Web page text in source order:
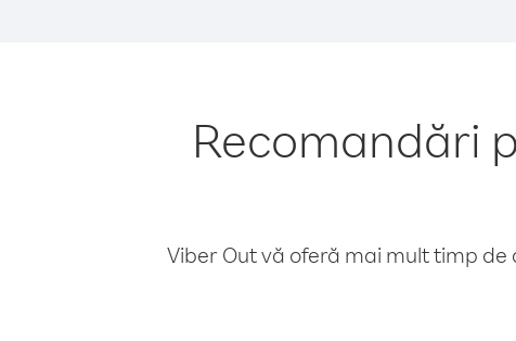
Recomandări
Viber Out vă oferă mai mult timp